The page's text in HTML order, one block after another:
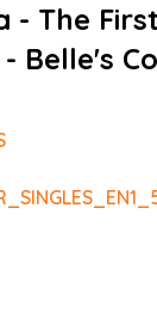
- The
Belle's